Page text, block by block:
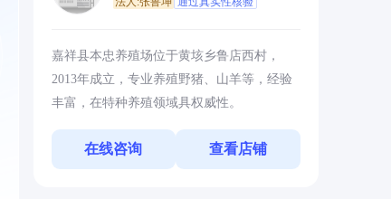
嘉祥县本忠养殖场位于黄垓乡鲁店西村，
2013年成立，专业养殖野猪、山羊等，经验
丰富，在特种养殖领域具权威性。
在线咨询 查看店铺